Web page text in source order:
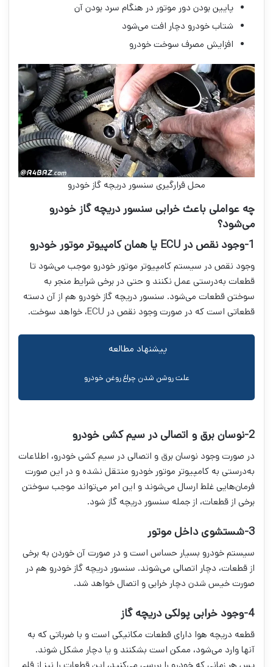
پایین بودن دور موتور در هنگام سرد بودن آن
شتاب خودرو دچار افت می‌شود
افزایش مصرف سوخت خودرو
محل قرارگیری سنسور دریچه گاز خودرو
چه عواملی باعث خرابی سنسور دریچه گاز خودرو
می‌شود؟
1-وجود نقص در
ECU یا همان کامپیوتر موتور خودرو
وجود نقص در سیستم کامپیوتر موتور خودرو موجب می‌شود تا
قطعات به‌درستی عمل نکنند و حتی در برخی شرایط منجر به
سوختن قطعات می‌شود. سنسور دریچه گاز خودرو هم از آن دسته
قطعاتی است که در صورت وجود نقص در ECU، خواهد سوخت.
پیشنهاد مطالعه
علت روشن شدن چراغ روغن خودرو
2-نوسان برق و اتصالی در سیم کشی خودرو
در صورت وجود نوسان برق و اتصالی در سیم کشی خودرو، اطلاعات
به‌درستی به کامپیوتر موتور خودرو منتقل نشده و در این صورت
فرمان‌هایی غلط ارسال می‌شوند و این امر می‌تواند موجب سوختن
برخی از قطعات، از جمله سنسور دریچه گاز شود.
3-شستشوی داخل موتور
سیستم خودرو بسیار حساس است و در صورت آن خوردن به برخی
از قطعات، دچار اتصالی می‌شوند. سنسور دریچه گاز خودرو هم در
صورت خیس شدن دچار خرابی و اتصال خواهد شد.
4-وجود خرابی پولکی دریچه گاز
قطعه دریچه هوا دارای قطعات مکانیکی است و با ضرباتی که به
آنها وارد می‌شود، ممکن است بشکنند و یا دچار مشکل شوند.